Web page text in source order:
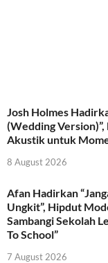
Josh Holmes
(Wedding
Akustik untuk
8 August 2026
Afan Hadirkan
Ungkit”, Hipdut
Sambangi Sekolah
To School”
7 August 2026